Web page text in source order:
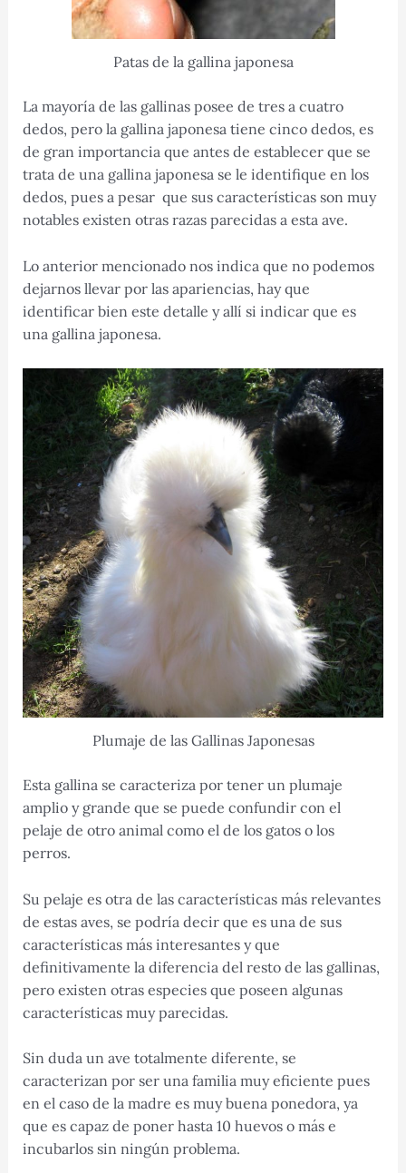
Patas de la gallina japonesa
La mayoría de las gallinas posee de tres a cuatro
dedos, pero la gallina japonesa tiene cinco dedos, es
de gran importancia que antes de establecer que se
trata de una gallina japonesa se le identifique en los
dedos, pues a pesar que sus características son muy
notables existen otras razas parecidas a esta ave.
Lo anterior mencionado nos indica que no podemos
dejarnos llevar por las apariencias, hay que
identificar bien este detalle y allí si indicar que es
una gallina japonesa.
Plumaje de las Gallinas Japonesas
Esta gallina se caracteriza por tener un plumaje
amplio y grande que se puede confundir con el
pelaje de otro animal como el de los gatos o los
perros.
Su pelaje es otra de las características más relevantes
de estas aves, se podría decir que es una de sus
características más interesantes y que
definitivamente la diferencia del resto de las gallinas,
pero existen otras especies que poseen algunas
características muy parecidas.
Sin duda un ave totalmente diferente, se
caracterizan por ser una familia muy eficiente pues
en el caso de la madre es muy buena ponedora, ya
que es capaz de poner hasta 10 huevos o más e
incubarlos sin ningún problema.